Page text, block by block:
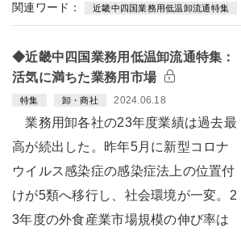
関連ワード： 近畿中四国業務用低温卸流通特集
◆近畿中四国業務用低温卸流通特集：
活気に満ちた業務用市場
特集 卸・商社 2024.06.18
業務用卸各社の23年度業績は過去最
高が続出した。昨年5月に新型コロナ
ウイルス感染症の感染症法上の位置付
けが5類へ移行し、社会環境が一変。2
3年度の外食産業市場規模の伸び率は